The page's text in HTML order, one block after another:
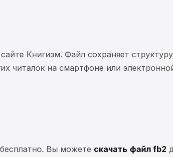
Книгизм. Файл сохраняет
читалок на смартфоне или
Вы можете скачать файл fb2